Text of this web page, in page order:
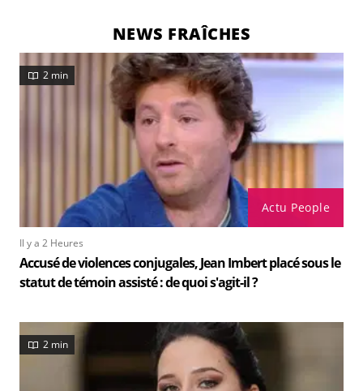
NEWS FRAÎCHES
Actu People
2 min
Il y a 2 Heures
Accusé de violences conjugales, Jean Imbert placé sous le
statut de témoin assisté : de quoi s'agit-il ?
2 min